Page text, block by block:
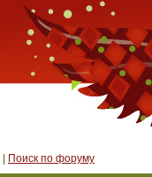
Поиск по форуму